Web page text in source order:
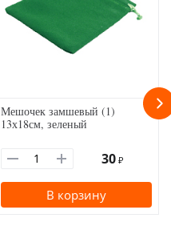
Мешочек замшевый (1)
13х18см, зеленый
30 ₽
В корзину